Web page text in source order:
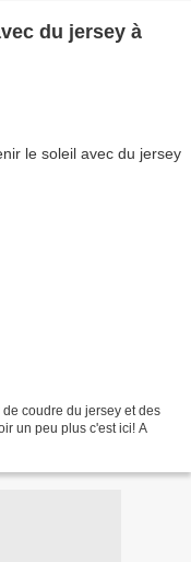
du jersey à
coudre du jersey et des
un peu plus c'est ici! A